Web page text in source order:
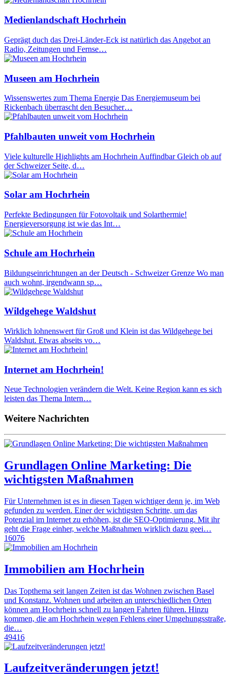
Medienlandschaft Hochrhein
Geprägt duch das Drei-Länder-Eck ist natürlich das Angebot an
Radio, Zeitungen und Fernse…
Museen am Hochrhein
Wissenswertes zum Thema Energie Das Energiemuseum bei
Rickenbach überrascht den Besucher…
Pfahlbauten unweit vom Hochrhein
Viele kulturelle Highlights am Hochrhein Auffindbar Gleich ob auf
der Schweizer Seite, d…
Solar am Hochrhein
Perfekte Bedingungen für Fotovoltaik und Solarthermie!
Energieversorgung ist wie das Int…
Schule am Hochrhein
Bildungseinrichtungen an der Deutsch - Schweizer Grenze Wo man
auch wohnt, irgendwann sp…
Wildgehege Waldshut
Wirklich lohnenswert für Groß und Klein ist das Wildgehege bei
Waldshut. Etwas abseits vo…
Internet am Hochrhein!
Neue Technologien verändern die Welt. Keine Region kann es sich
leisten das Thema Intern…
Weitere Nachrichten
Grundlagen Online Marketing: Die
wichtigsten Maßnahmen
Für Unternehmen ist es in diesen Tagen wichtiger denn je, im Web
gefunden zu werden. Einer der wichtigsten Schritte, um das
Potenzial im Internet zu erhöhen, ist die SEO-Optimierung. Mit ihr
geht die Frage einher, welche Maßnahmen wirklich dazu geei…
16076
Immobilien am Hochrhein
Das Topthema seit langen Zeiten ist das Wohnen zwischen Basel
und Konstanz. Wohnen und arbeiten an unterschiedlichen Orten
können am Hochrhein schnell zu langen Fahrten führen. Hinzu
kommen, die am Hochrhein wegen Fehlens einer Umgehungsstraße,
die…
49416
Laufzeitveränderungen jetzt!